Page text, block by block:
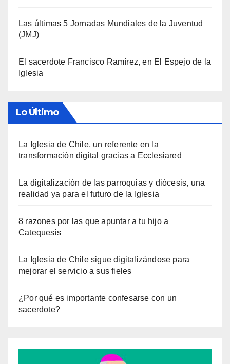
Las últimas 5 Jornadas Mundiales de la Juventud
(JMJ)
El sacerdote Francisco Ramírez, en El Espejo de la
Iglesia
Lo Último
La Iglesia de Chile, un referente en la
transformación digital gracias a Ecclesiared
La digitalización de las parroquias y diócesis, una
realidad ya para el futuro de la Iglesia
8 razones por las que apuntar a tu hijo a
Catequesis
La Iglesia de Chile sigue digitalizándose para
mejorar el servicio a sus fieles
¿Por qué es importante confesarse con un
sacerdote?